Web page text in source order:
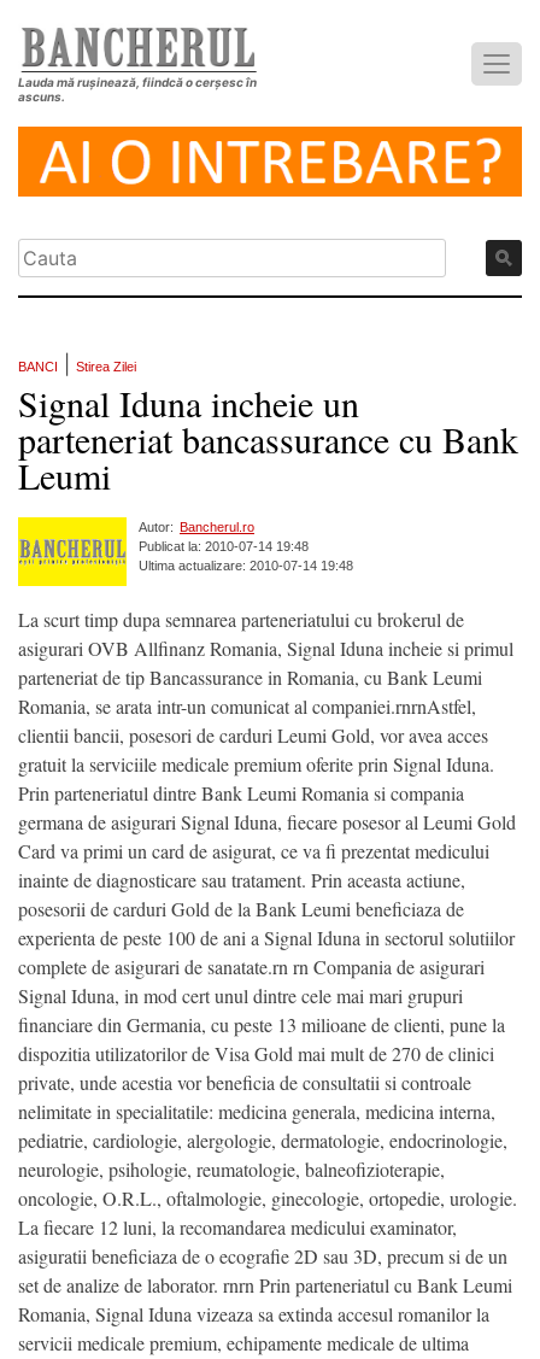
Lauda mă rușinează, fiindcă o cerșesc în
ascuns.
BANCI Stirea Zilei
Signal Iduna incheie un
parteneriat bancassurance cu Bank
Leumi
Autor: Bancherul.ro
Publicat la: 2010-07-14 19:48
Ultima actualizare: 2010-07-14 19:48
La scurt timp dupa semnarea parteneriatului cu brokerul de
asigurari OVB Allfinanz Romania, Signal Iduna incheie si primul
parteneriat de tip Bancassurance in Romania, cu Bank Leumi
Romania, se arata intr-un comunicat al companiei.rnrnAstfel,
clientii bancii, posesori de carduri Leumi Gold, vor avea acces
gratuit la serviciile medicale premium oferite prin Signal Iduna.
Prin parteneriatul dintre Bank Leumi Romania si compania
germana de asigurari Signal Iduna, fiecare posesor al Leumi Gold
Card va primi un card de asigurat, ce va fi prezentat medicului
inainte de diagnosticare sau tratament. Prin aceasta actiune,
posesorii de carduri Gold de la Bank Leumi beneficiaza de
experienta de peste 100 de ani a Signal Iduna in sectorul solutiilor
complete de asigurari de sanatate.rn rn Compania de asigurari
Signal Iduna, in mod cert unul dintre cele mai mari grupuri
financiare din Germania, cu peste 13 milioane de clienti, pune la
dispozitia utilizatorilor de Visa Gold mai mult de 270 de clinici
private, unde acestia vor beneficia de consultatii si controale
nelimitate in specialitatile: medicina generala, medicina interna,
pediatrie, cardiologie, alergologie, dermatologie, endocrinologie,
neurologie, psihologie, reumatologie, balneofizioterapie,
oncologie, O.R.L., oftalmologie, ginecologie, ortopedie, urologie.
La fiecare 12 luni, la recomandarea medicului examinator,
asiguratii beneficiaza de o ecografie 2D sau 3D, precum si de un
set de analize de laborator. rnrn Prin parteneriatul cu Bank Leumi
Romania, Signal Iduna vizeaza sa extinda accesul romanilor la
servicii medicale premium, echipamente medicale de ultima